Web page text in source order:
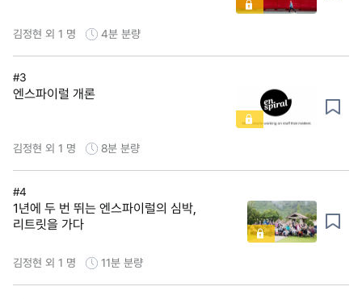
김정현 외 1 명 4분 분량
#3
엔스파이럴 개론
김정현 외 1 명 8분 분량
#4
1년에 두 번 뛰는 엔스파이럴의 심박,
리트릿을 가다
김정현 외 1 명 11분 분량